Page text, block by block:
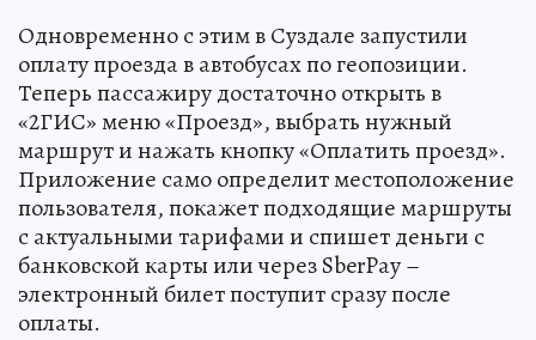
Одновременно с этим в Суздале запустили
оплату проезда в автобусах по геопозиции.
Теперь пассажиру достаточно открыть в
«2ГИС» меню «Проезд», выбрать нужный
маршрут и нажать кнопку «Оплатить проезд».
Приложение само определит местоположение
пользователя, покажет подходящие маршруты
с актуальными тарифами и спишет деньги с
банковской карты или через SberPay –
электронный билет поступит сразу после
оплаты.